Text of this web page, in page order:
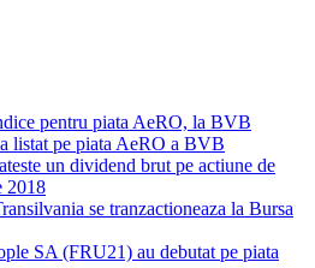
pentru piata AeRO, la BVB
listat pe piata AeRO a BVB
un dividend brut pe actiune de
2018
se tranzactioneaza la Bursa
SA (FRU21) au debutat pe piata